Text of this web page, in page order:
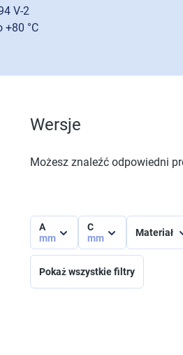
V-2
+80 °C
Wersje
Możesz znaleźć odpowiedni
A
mm
C
mm
Materiał
Pokaż wszystkie filtry